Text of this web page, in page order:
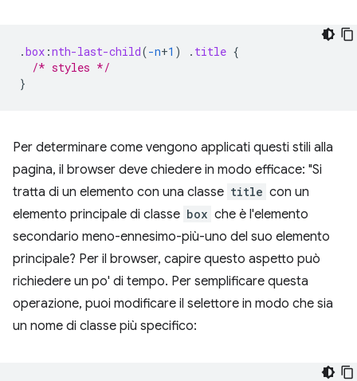
.box :nth-last-child(-n+1 ) . title {
/* styles */
}
Per determinare come vengono applicati questi stili alla
pagina, il browser deve chiedere in modo efficace: "Si
tratta di un elemento con una classe title con un
elemento principale di classe box che è l'elemento
secondario meno-ennesimo-più-uno del suo elemento
principale? Per il browser, capire questo aspetto può
richiedere un po' di tempo. Per semplificare questa
operazione, puoi modificare il selettore in modo che sia
un nome di classe più specifico: